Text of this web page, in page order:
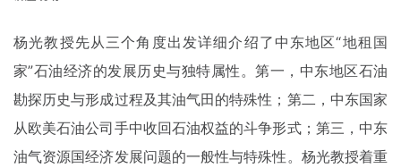
杨光教授先从三个⻆度出发详细介绍了中东地区“地租国
家”石油经济的发展历史与独特属性。第一，中东地区石油
勘探历史与形成过程及其油气田的特殊性；第二，中东国家
从欧美石油公司手中收回石油权益的斗争形式；第三，中东
油气资源国经济发展问题的一般性与特殊性。杨光教授着重